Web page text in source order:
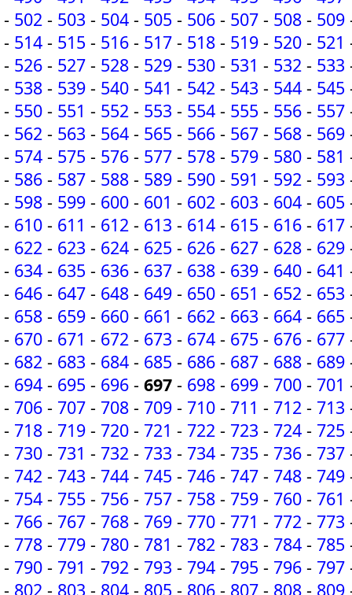
- 502 - 503 - 504 - 505 - 506 - 507 - 508 - 509
- 514 - 515 - 516 - 517 - 518 - 519 - 520 - 521
- 526 - 527 - 528 - 529 - 530 - 531 - 532 - 533
- 538 - 539 - 540 - 541 - 542 - 543 - 544 - 545
- 550 - 551 - 552 - 553 - 554 - 555 - 556 - 557
- 562 - 563 - 564 - 565 - 566 - 567 - 568 - 569
- 574 - 575 - 576 - 577 - 578 - 579 - 580 - 581
- 586 - 587 - 588 - 589 - 590 - 591 - 592 - 593
- 598 - 599 - 600 - 601 - 602 - 603 - 604 - 605
- 610 - 611 - 612 - 613 - 614 - 615 - 616 - 617
- 622 - 623 - 624 - 625 - 626 - 627 - 628 - 629
- 634 - 635 - 636 - 637 - 638 - 639 - 640 - 641
- 646 - 647 - 648 - 649 - 650 - 651 - 652 - 653
- 658 - 659 - 660 - 661 - 662 - 663 - 664 - 665
- 670 - 671 - 672 - 673 - 674 - 675 - 676 - 677
- 682 - 683 - 684 - 685 - 686 - 687 - 688 - 689
- 694 - 695 - 696 - 697 - 698 - 699 - 700 - 701
- 706 - 707 - 708 - 709 - 710 - 711 - 712 - 713
- 718 - 719 - 720 - 721 - 722 - 723 - 724 - 725
- 730 - 731 - 732 - 733 - 734 - 735 - 736 - 737
- 742 - 743 - 744 - 745 - 746 - 747 - 748 - 749
- 754 - 755 - 756 - 757 - 758 - 759 - 760 - 761
- 766 - 767 - 768 - 769 - 770 - 771 - 772 - 773
- 778 - 779 - 780 - 781 - 782 - 783 - 784 - 785
- 790 - 791 - 792 - 793 - 794 - 795 - 796 - 797
- 802 - 803 - 804 - 805 - 806 - 807 - 808 - 809